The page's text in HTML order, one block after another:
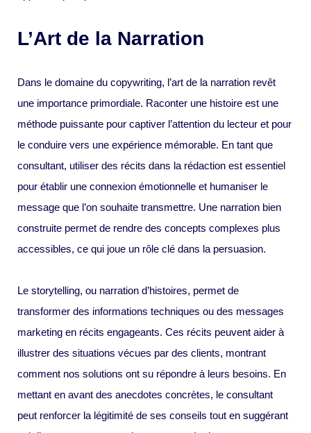
L’Art de la Narration
Dans le domaine du copywriting, l’art de la narration revêt
une importance primordiale. Raconter une histoire est une
méthode puissante pour captiver l’attention du lecteur et pour
le conduire vers une expérience mémorable. En tant que
consultant, utiliser des récits dans la rédaction est essentiel
pour établir une connexion émotionnelle et humaniser le
message que l’on souhaite transmettre. Une narration bien
construite permet de rendre des concepts complexes plus
accessibles, ce qui joue un rôle clé dans la persuasion.
Le storytelling, ou narration d’histoires, permet de
transformer des informations techniques ou des messages
marketing en récits engageants. Ces récits peuvent aider à
illustrer des situations vécues par des clients, montrant
comment nos solutions ont su répondre à leurs besoins. En
mettant en avant des anecdotes concrètes, le consultant
peut renforcer la légitimité de ses conseils tout en suggérant